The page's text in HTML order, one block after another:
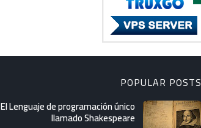
POPULAR POSTS
El Lenguaje de programación único
llamado Shakespeare